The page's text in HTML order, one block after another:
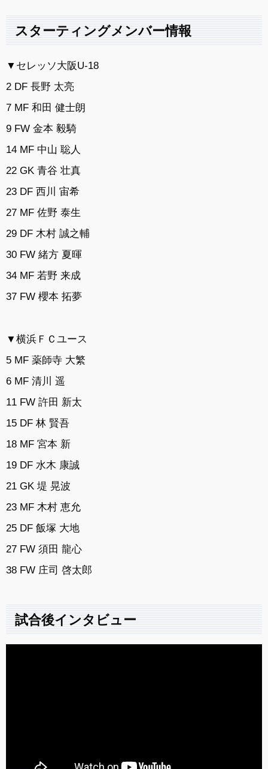
スターティングメンバー情報
▼セレッソ大阪U-18
2 DF 長野 太亮
7 MF 和田 健士朗
9 FW 金本 毅騎
14 MF 中山 聡人
22 GK 青谷 壮真
23 DF 西川 宙希
27 MF 佐野 泰生
29 DF 木村 誠之輔
30 FW 緒方 夏暉
34 MF 若野 来成
37 FW 櫻本 拓夢
▼横浜ＦＣユース
5 MF 薬師寺 大繁
6 MF 清川 遥
11 FW 許田 新太
15 DF 林 賢吾
18 MF 宮本 新
19 DF 水木 康誠
21 GK 堤 晃波
23 MF 木村 恵允
25 DF 飯塚 大地
27 FW 須田 龍心
38 FW 庄司 啓太郎
試合後インタビュー